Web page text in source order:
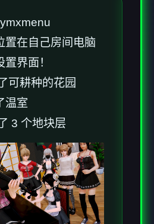
置在自己房间电脑
界面！
可耕种的花园
温室
3 个地块层